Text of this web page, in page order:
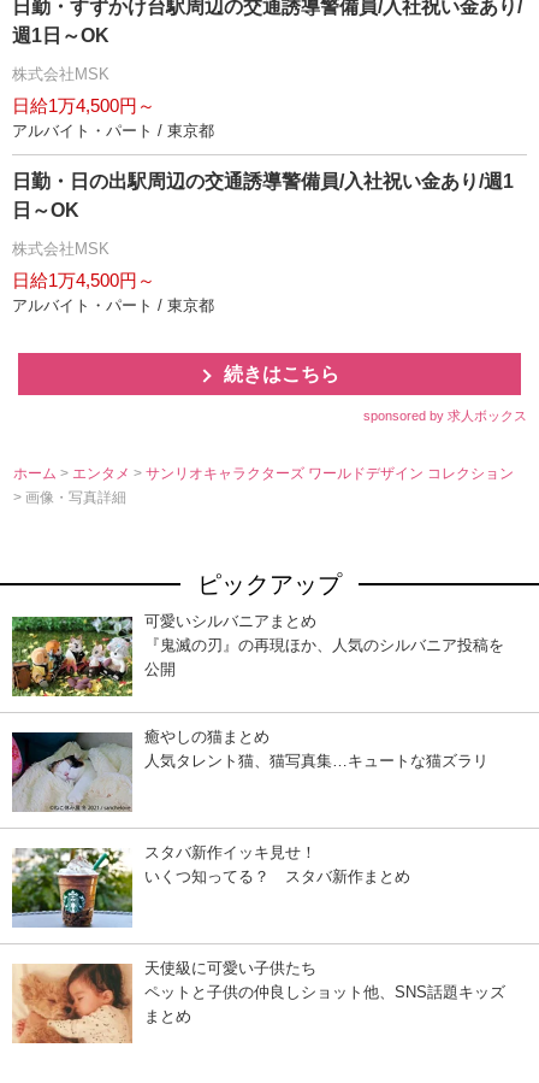
日勤・すずかけ台駅周辺の交通誘導警備員/入社祝い金あり/
週1日～OK
株式会社MSK
日給1万4,500円～
アルバイト・パート / 東京都
日勤・日の出駅周辺の交通誘導警備員/入社祝い金あり/週1
日～OK
株式会社MSK
日給1万4,500円～
アルバイト・パート / 東京都
続きはこちら
sponsored by 求人ボックス
ホーム > エンタメ>サンリオキャラクターズ ワールドデザイン コレクション
> 画像・写真詳細
ピックアップ
可愛いシルバニアまとめ
『鬼滅の刃』の再現ほか、人気のシルバニア投稿を
公開
癒やしの猫まとめ
人気タレント猫、猫写真集…キュートな猫ズラリ
スタバ新作イッキ見せ！
いくつ知ってる？ スタバ新作まとめ
天使級に可愛い子供たち
ペットと子供の仲良しショット他、SNS話題キッズ
まとめ